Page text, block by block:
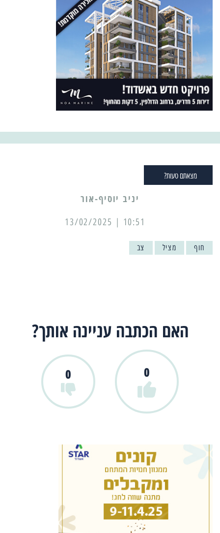
מצאתם טעות?
יניב יוסיף-אור
10:51 | 13/02/2025
חוף מציל צב
האם הכתבה עניינה אותך?
0
0